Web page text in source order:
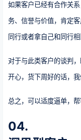
如果客户已经有合作关
务、信誉与价值，肯定
同行或者拿自己和同行
对于与此类客户的谈判
开心，货下周好的话，
总之，可以适度逼单，
04.